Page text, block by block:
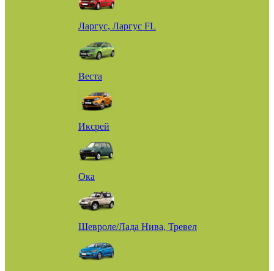
Ларгус, Ларгус FL
Веста
Иксрей
Ока
Шевроле/Лада Нива, Тревел